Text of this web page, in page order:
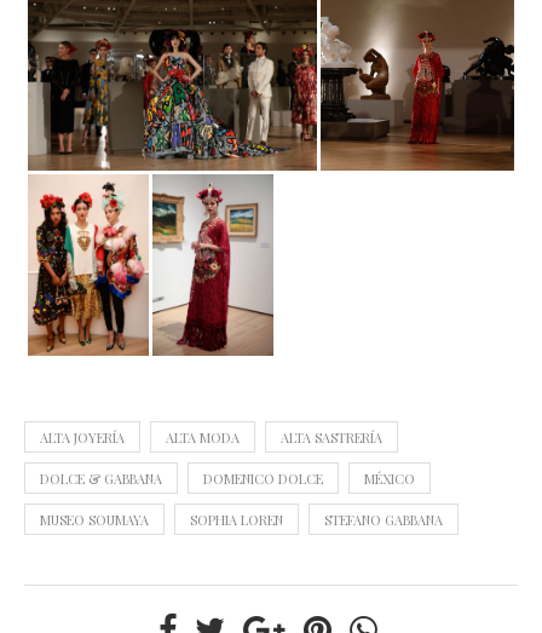
ALTA JOYERÍA ALTA MODA ALTA SASTRERÍA
DOLCE & GABBANA DOMENICO DOLCE MÉXICO
MUSEO SOUMAYA SOPHIA LOREN STEFANO GABBANA